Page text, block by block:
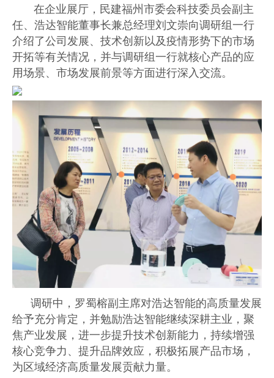
在企业展厅，民建福州市委会科技委员会副主
任、浩达智能董事长兼总经理刘文崇向调研组一行
介绍了公司发展、技术创新以及疫情形势下的市场
开拓等有关情况，并与调研组一行就核心产品的应
用场景、市场发展前景等方面进行深入交流。
调研中，罗蜀榕副主席对浩达智能的高质量发展
给予充分肯定，并勉励浩达智能继续深耕主业，聚
焦产业发展，进一步提升技术创新能力，持续增强
核心竞争力、提升品牌效应，积极拓展产品市场，
为区域经济高质量发展贡献力量。